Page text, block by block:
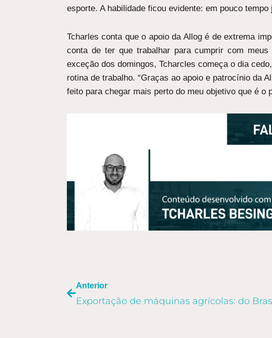
esporte. A habilidade ficou evidente: em pouco
Tcharles conta que o apoio da Allog é de extrema
conta de ter que trabalhar para cumprir com
exceção dos domingos, Tcharcles começa o dia
rotina de trabalho. “Graças ao apoio e patrocínio da
feito para chegar mais perto do meu objetivo que é o
Anterior